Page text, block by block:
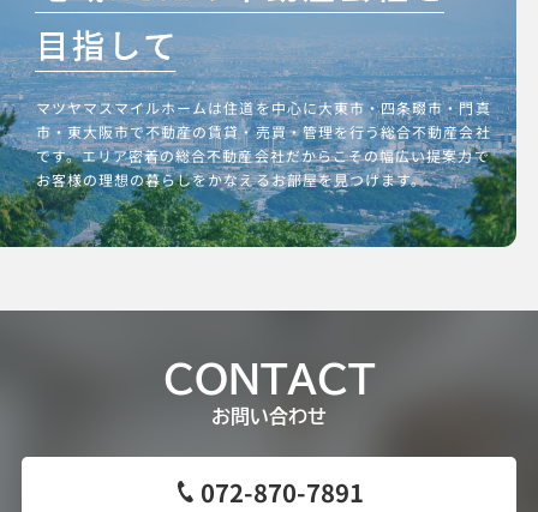
マツヤマスマイルホームは住道を中心に大東市・四条畷市・門真
市・東大阪市で不動産の賃貸・売買・管理を行う総合不動産会社
です。エリア密着の総合不動産会社だからこその幅広い提案力で
お客様の理想の暮らしをかなえるお部屋を見つけます。
CONTACT
お問い合わせ
072-870-7891